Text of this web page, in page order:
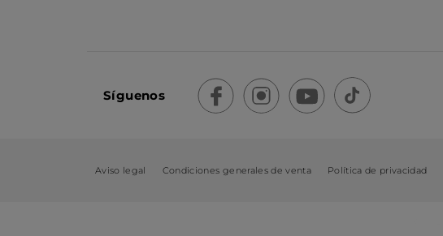
Síguenos
Aviso legal Condiciones generales de venta Política de privacidad